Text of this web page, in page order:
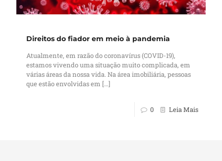
Direitos do fiador em meio à pandemia
Atualmente, em razão do coronavírus (COVID-19),
estamos vivendo uma situação muito complicada, em
várias áreas da nossa vida. Na área imobiliária, pessoas
que estão envolvidas em […]
0 Leia Mais